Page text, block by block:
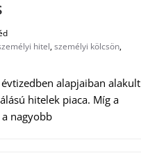
hitel,személyi kölcsön,
alapjaiban alakult
hitelek piaca. Míg a
nagyobb